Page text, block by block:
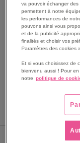
SKIP
BEGINNING
IMAGES
Les avantages
Pièce individuelle
Nettoyage du
Voir le descriptif
va pouvoir échanger
permettent à notre
les performances de
pouvons ainsi vous
et de la publicité
finalités et choisir vos
Paramètres des cookies ».
Et si vous choisissez de
bienvenu aussi ! Pour
notre politique de